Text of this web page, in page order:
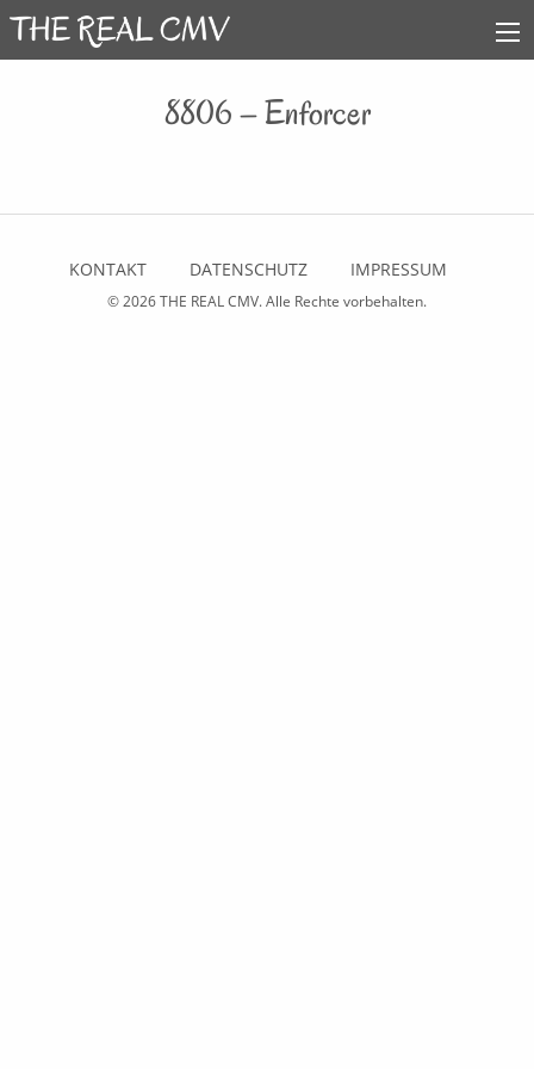
8806 – Enforcer
KONTAKT DATENSCHUTZ IMPRESSUM
© 2026THE REAL CMV. Alle Rechte vorbehalten.